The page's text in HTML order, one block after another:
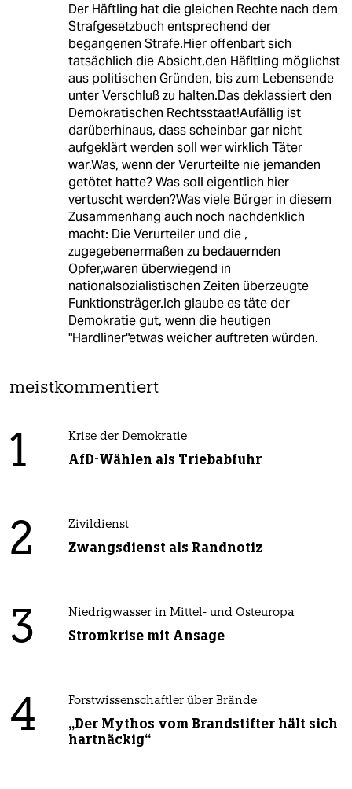
Der Häftling hat die gleichen Rechte nach dem
Strafgesetzbuch entsprechend der
begangenen Strafe.Hier offenbart sich
tatsächlich die Absicht,den Häfltling möglichst
aus politischen Gründen, bis zum Lebensende
unter Verschluß zu halten.Das deklassiert den
Demokratischen Rechtsstaat!Aufällig ist
darüberhinaus, dass scheinbar gar nicht
aufgeklärt werden soll wer wirklich Täter
war.Was, wenn der Verurteilte nie jemanden
getötet hatte? Was soll eigentlich hier
vertuscht werden?Was viele Bürger in diesem
Zusammenhang auch noch nachdenklich
macht: Die Verurteiler und die ,
zugegebenermaßen zu bedauernden
Opfer,waren überwiegend in
nationalsozialistischen Zeiten überzeugte
Funktionsträger.Ich glaube es täte der
Demokratie gut, wenn die heutigen
"Hardliner"etwas weicher auftreten würden.
meistkommentiert
1 Krise der Demokratie
AfD-Wählen als Triebabfuhr
2 Zivildienst
Zwangsdienst als Randnotiz
3 Niedrigwasser in Mittel- und Osteuropa
Stromkrise mit Ansage
4 Forstwissenschaftler über Brände
„Der Mythos vom Brandstifter hält sich
hartnäckig“